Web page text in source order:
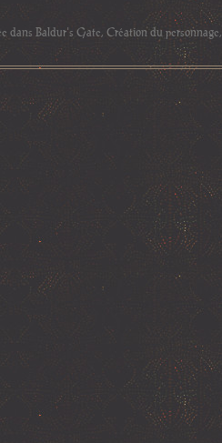
dans Baldur's Gate,Création du personnage,